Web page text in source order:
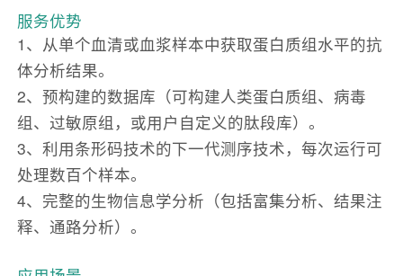
服务优势
1、从单个血清或血浆样本中获取蛋白质组水平的抗
体分析结果。
2、预构建的数据库（可构建人类蛋白质组、病毒
组、过敏原组，或用户自定义的肽段库）。
3、利用条形码技术的下一代测序技术，每次运行可
处理数百个样本。
4、完整的生物信息学分析（包括富集分析、结果注
释、通路分析）。